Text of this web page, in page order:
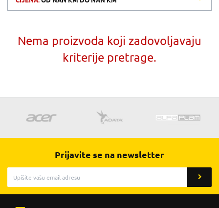
Nema proizvoda koji zadovoljavaju
kriterije pretrage.
Prijavite se na newsletter